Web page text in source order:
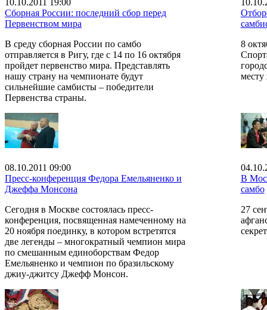
10.10.2011 19:00
Сборная России: последний сбор перед
Первенством мира
В среду сборная России по самбо
отправляется в Ригу, где с 14 по 16 октября
пройдет первенство мира. Представлять
нашу страну на чемпионате будут
сильнейшие самбисты – победители
Первенства страны.
8
08.10.2011 09:00
Пресс-конференция Федора Емельяненко и
Джеффа Монсона
Сегодня в Москве состоялась пресс-
конференция, посвященная намеченному на
20 ноября поединку, в котором встретятся
две легенды – многократный чемпион мира
по смешанным единоборствам Федор
Емельяненко и чемпион по бразильскому
джиу-джитсу Джефф Монсон.
В
самбо
27